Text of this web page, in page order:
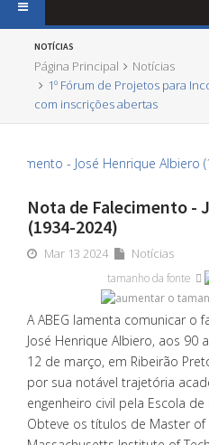
NOTÍCIAS
Página Principal
Notícias
1º Fórum de Projetos para
com inscrições abertas
Nota de Falecimento -
(1934-2024)
Mar 13 2024 Notícias
tamanho da fonte
A ABEG lamenta comunicar o
José Henrique Albiero, aos 90
12 de março, em Ribeirão
por sua notável trajetória
engenheiro civil pela Escola
Obteve os títulos de Master of